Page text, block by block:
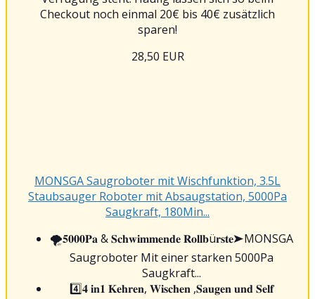
Checkout noch einmal 20€ bis 40€ zusätzlich
sparen!
28,50 EUR
MONSGA Saugroboter mit Wischfunktion, 3.5L
Staubsauger Roboter mit Absaugstation, 5000Pa
Saugkraft, 180Min...
🌪️𝟓𝟎𝟎𝟎𝐏𝐚 & 𝐒𝐜𝐡𝐰𝐢𝐦𝐦𝐞𝐧𝐝𝐞 𝐑𝐨𝐥𝐥𝐛ü𝐫𝐬𝐭𝐞➤MONSGA
Saugroboter Mit einer starken 5000Pa
Saugkraft...
4️⃣𝟒 𝐢𝐧𝟏 𝐊𝐞𝐡𝐫𝐞𝐧, 𝐖𝐢𝐬𝐜𝐡𝐞𝐧 ,𝐒𝐚𝐮𝐠𝐞𝐧 𝐮𝐧𝐝 𝐒𝐞𝐥𝐟